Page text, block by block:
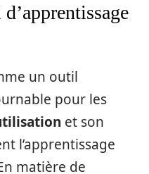
un outil
pour les
et son
l’apprentissage
matière de